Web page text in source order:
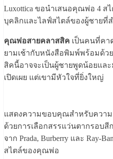
Luxottica ขอนำเสนอคุณพ่อ 4 ส
บุคลิกและไลฟ์สไตล์ของผู้ชายที่
คุณพ่อสายคลาสสิค เป็นคนที่คา
ยามเช้ากับหนังสือพิมพ์พร้อมด้
สิคนี้อาจจะเป็นผู้ชายพูดน้อยแล
เปิดเผย แต่เขามีหัวใจที่ยิ่งใหญ่
แสดงความขอบคุณสำหรับคว
ด้วยการเลือกสรรแว่นตากรอบสี
จาก Prada, Burberry และ Ray-
สไตล์ของคุณพ่อ